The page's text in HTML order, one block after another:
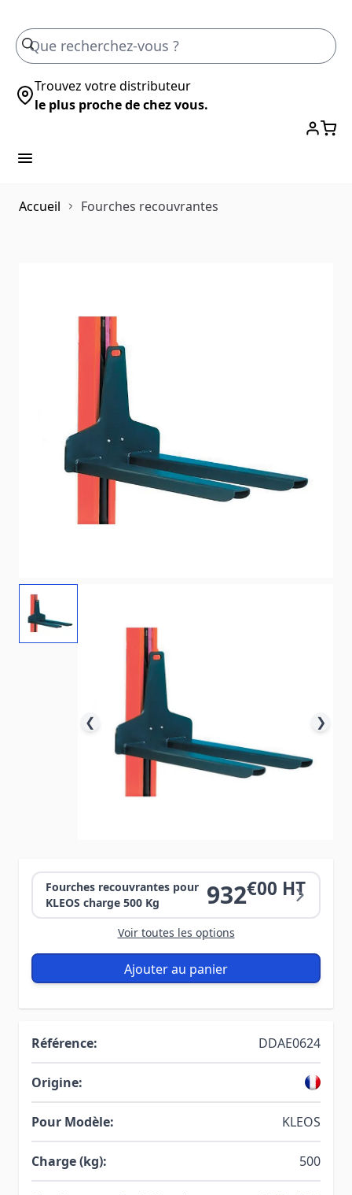
Trouvez votre distributeur
le plus proche de chez vous.
Accueil Fourches recouvrantes
Fourches recouvrantes pour
KLEOS charge 500 Kg
932€00 HT
Voir toutes les options
Ajouter au panier
Référence: DDAE0624
Origine:
Pour Modèle: KLEOS
Charge (kg): 500
❮ ❯